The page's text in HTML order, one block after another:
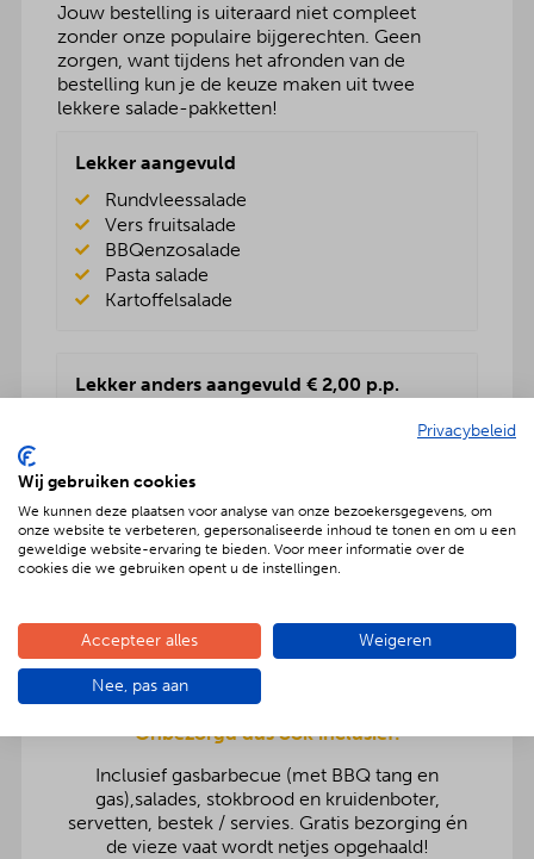
Jouw bestelling is uiteraard niet compleet
zonder onze populaire bijgerechten. Geen
zorgen, want tijdens het afronden van de
bestelling kun je de keuze maken uit twee
lekkere salade-pakketten!
Lekker aangevuld
Rundvleessalade
Vers fruitsalade
BBQenzosalade
Pasta salade
Kartoffelsalade
Lekker anders aangevuld € 2,00 p.p.
BBQenzo salade
Kartoffelsalade
Rauwkost salade
Griekse salade
Onbezorgd dus ook inclusief:
Inclusief gasbarbecue (met BBQ tang en
gas),salades, stokbrood en kruidenboter,
servetten, bestek / servies. Gratis bezorging én
de vieze vaat wordt netjes opgehaald!
Privacybeleid
Wij gebruiken cookies
We kunnen deze plaatsen voor analyse van onze bezoekersgegevens, om
onze website te verbeteren, gepersonaliseerde inhoud te tonen en om u een
geweldige website-ervaring te bieden. Voor meer informatie over de
cookies die we gebruiken opent u de instellingen.
Accepteer alles Weigeren
Nee, pas aan